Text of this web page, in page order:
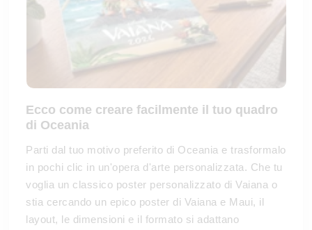
Ecco come creare facilmente il tuo quadro
di Oceania
Parti dal tuo motivo preferito di Oceania e trasformalo
in pochi clic in un'opera d'arte personalizzata. Che tu
voglia un classico poster personalizzato di Vaiana o
stia cercando un epico poster di Vaiana e Maui, il
layout, le dimensioni e il formato si adattano